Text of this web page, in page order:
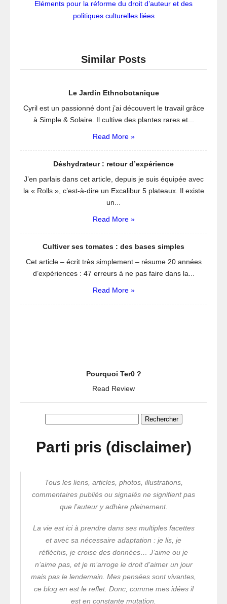
Eléments pour la réforme du droit d’auteur et des
politiques culturelles liées
Similar Posts
Le Jardin Ethnobotanique
Cyril est un passionné dont j’ai découvert le travail grâce
à Simple & Solaire. Il cultive des plantes rares et...
Read More »
Déshydrateur : retour d’expérience
J’en parlais dans cet article, depuis je suis équipée avec
la « Rolls », c’est-à-dire un Excalibur 5 plateaux. Il existe
un...
Read More »
Cultiver ses tomates : des bases simples
Cet article – écrit très simplement – résume 20 années
d’expériences : 47 erreurs à ne pas faire dans la...
Read More »
Pourquoi Ter0 ?
Read Review
Rechercher :
Parti pris (disclaimer)
Tous les liens, articles, photos, illustrations,
commentaires publiés ou signalés ne signifient pas
que l’auteur y adhère pleinement.
La vie est ici à prendre dans ses multiples facettes
et avec sa nécessaire adaptation : je lis, je
réfléchis, je croise des données… J’aime ou je
n’aime pas, et je m’arroge le droit d’aimer un jour
mais pas le lendemain. Mes pensées sont vivantes,
ce blog en est le reflet. Donc, comme mes idées il
est en constante mutation.